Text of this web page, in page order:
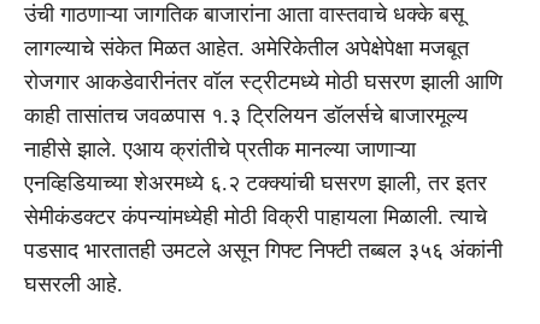
उंची गाठणाऱ्या जागतिक बाजारांना आता वास्तवाचे धक्के बसू
लागल्याचे संकेत मिळत आहेत. अमेरिकेतील अपेक्षेपेक्षा मजबूत
रोजगार आकडेवारीनंतर वॉल स्ट्रीटमध्ये मोठी घसरण झाली आणि
काही तासांतच जवळपास १.३ ट्रिलियन डॉलर्सचे बाजारमूल्य
नाहीसे झाले. एआय क्रांतीचे प्रतीक मानल्या जाणाऱ्या
एनव्हिडियाच्या शेअरमध्ये ६.२ टक्क्यांची घसरण झाली, तर इतर
सेमीकंडक्टर कंपन्यांमध्येही मोठी विक्री पाहायला मिळाली. त्याचे
पडसाद भारतातही उमटले असून गिफ्ट निफ्टी तब्बल ३५६ अंकांनी
घसरली आहे.